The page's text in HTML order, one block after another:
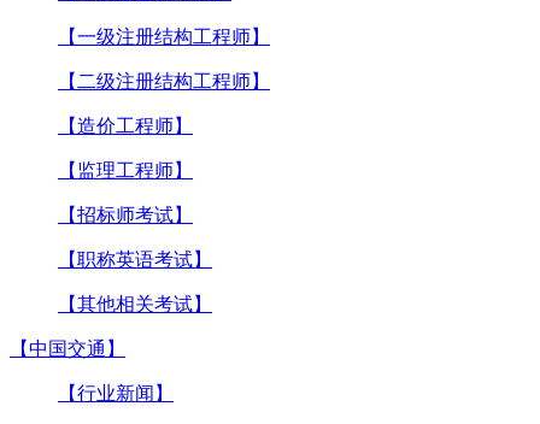
【一级注册结构工程师】
【二级注册结构工程师】
【造价工程师】
【监理工程师】
【招标师考试】
【职称英语考试】
【其他相关考试】
【中国交通】
【行业新闻】